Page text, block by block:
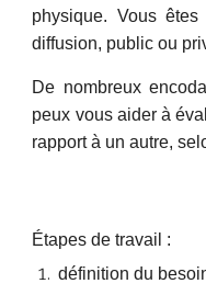
physique. Vous êtes
diffusion, public ou
De nombreux
peux vous aider à
rapport à un autre,
Étapes de travail :
définition du